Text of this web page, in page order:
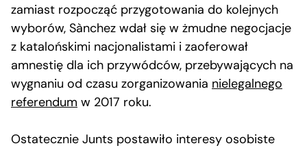
zamiast rozpocząć przygotowania do kolejnych
wyborów, Sànchez wdał się w żmudne negocjacje
z katalońskimi nacjonalistami i zaoferował
amnestię dla ich przywódców, przebywających na
wygnaniu od czasu zorganizowania nielegalnego
referendum w 2017 roku.
Ostatecznie Junts postawiło interesy osobiste